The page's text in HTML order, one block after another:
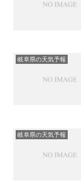
岐阜県の天気予報
岐阜県の天気予報